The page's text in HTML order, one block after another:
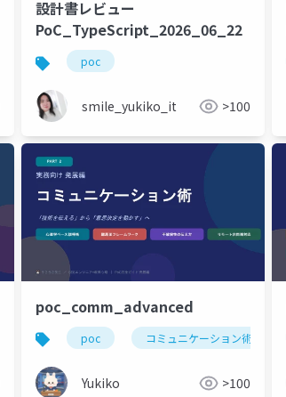
設計書レビュー
PoC_TypeScript_2026_06_22
poc
smile_yukiko_it >100
poc_comm_advanced
poc コミュニケーション術
Yukiko >100